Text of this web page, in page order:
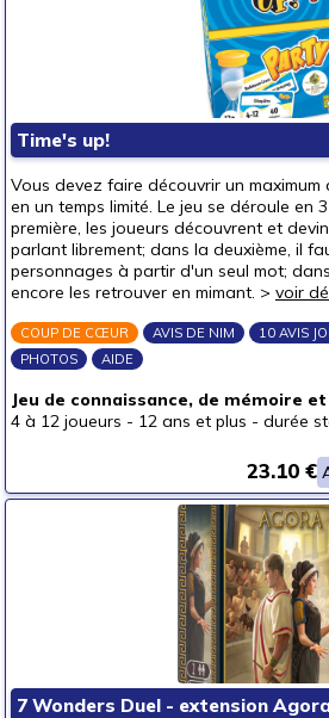
Time's up!
Vous devez faire découvrir un maximum
en un temps limité. Le jeu se déroule en
première, les joueurs découvrent et
parlant librement; dans la deuxième, il
personnages à partir d'un seul mot;
encore les retrouver en mimant. > voir
COUP DE CŒUR AVIS DE NIM
10 AVIS
PHOTOS
AIDE
Jeu de connaissance, de mémoire
4 à 12 joueurs - 12 ans et plus - durée
23.10 €
7 Wonders Duel - extension